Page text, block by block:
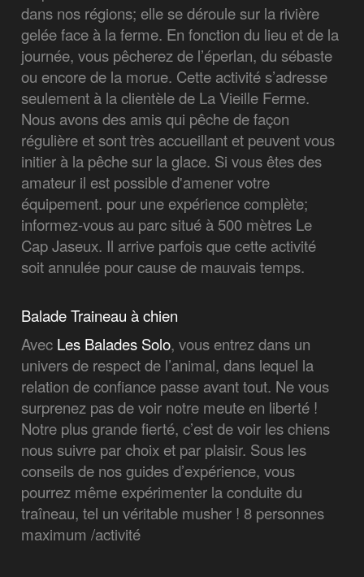
dans nos régions; elle se déroule sur la rivière
gelée face à la ferme. En fonction du lieu et de la
journée, vous pêcherez de l’éperlan, du sébaste
ou encore de la morue. Cette activité s’adresse
seulement à la clientèle de La Vieille Ferme.
Nous avons des amis qui pêche de façon
régulière et sont très accueillant et peuvent vous
initier à la pêche sur la glace. Si vous êtes des
amateur il est possible d'amener votre
équipement. pour une expérience complète;
informez-vous au parc situé à 500 mètres Le
Cap Jaseux. Il arrive parfois que cette activité
soit annulée pour cause de mauvais temps.
Balade Traineau à chien
Avec Les Balades Solo, vous entrez dans un
univers de respect de l’animal, dans lequel la
relation de confiance passe avant tout. Ne vous
surprenez pas de voir notre meute en liberté !
Notre plus grande fierté, c’est de voir les chiens
nous suivre par choix et par plaisir. Sous les
conseils de nos guides d’expérience, vous
pourrez même expérimenter la conduite du
traîneau, tel un véritable musher ! 8 personnes
maximum /activité